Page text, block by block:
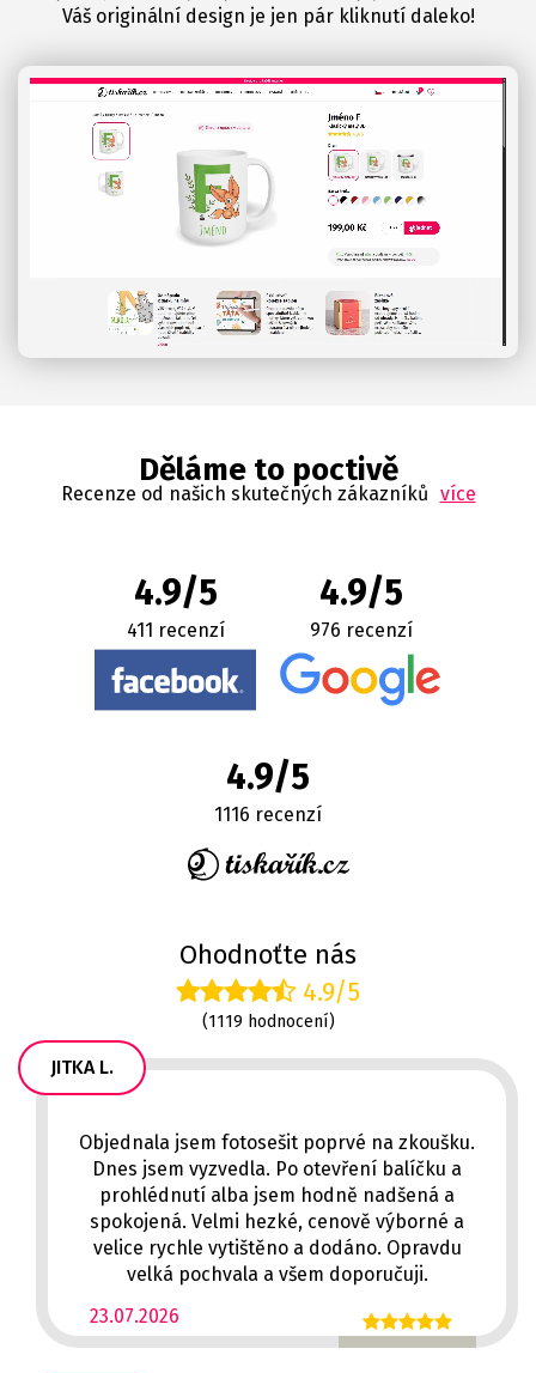
Váš originální design je jen pár kliknutí daleko!
Děláme to poctivě
Recenze od našich skutečných zákazníků více
4.9/5
411 recenzí
4.9/5
976 recenzí
4.9/5
1116 recenzí
Ohodnoťte nás
4.9/5
(1119 hodnocení)
JITKA L.
23.07.2026
Objednala jsem fotosešit poprvé na zkoušku.
Dnes jsem vyzvedla. Po otevření balíčku a
prohlédnutí alba jsem hodně nadšená a
spokojená. Velmi hezké, cenově výborné a
velice rychle vytištěno a dodáno. Opravdu
velká pochvala a všem doporučuji.